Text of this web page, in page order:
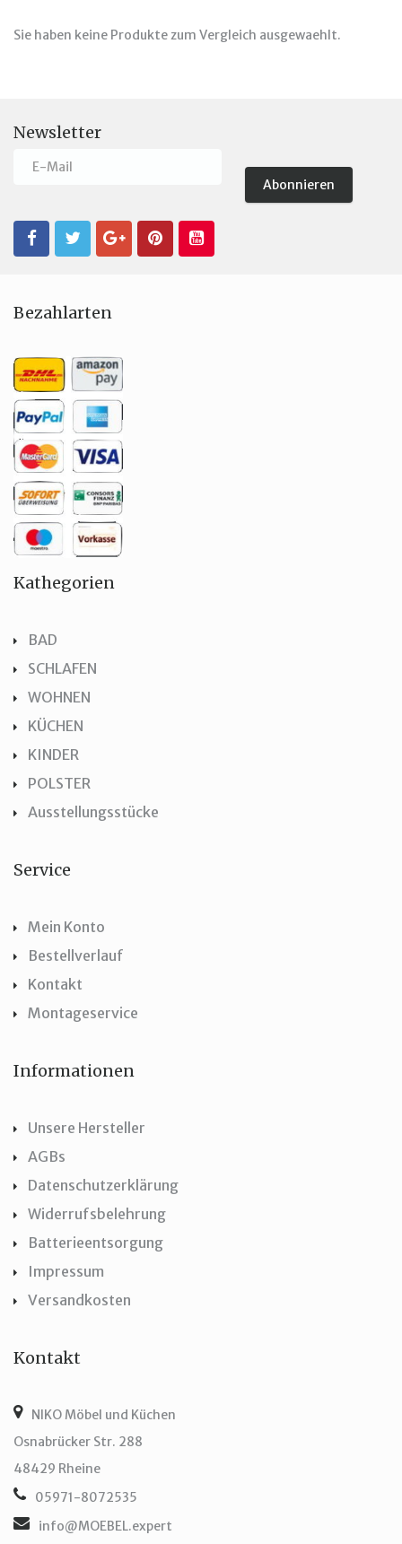
Sie haben keine Produkte zum Vergleich ausgewaehlt.
Newsletter
Bezahlarten
Kathegorien
BAD
SCHLAFEN
WOHNEN
KÜCHEN
KINDER
POLSTER
Ausstellungsstücke
Service
Mein Konto
Bestellverlauf
Kontakt
Montageservice
Informationen
Unsere Hersteller
AGBs
Datenschutzerklärung
Widerrufsbelehrung
Batterieentsorgung
Impressum
Versandkosten
Kontakt
NIKO Möbel und Küchen
Osnabrücker Str. 288
48429 Rheine
05971-8072535
info@MOEBEL.expert